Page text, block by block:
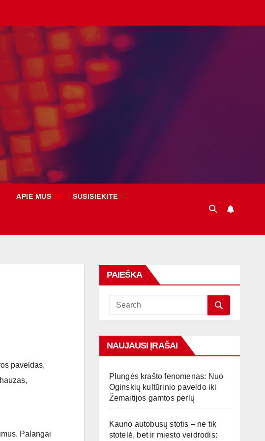
APIE MUS SUSISIEKITE
paveldas,
,
Palangai
PAIEŠKA
NAUJAUSI ĮRAŠAI
Plungės krašto fenomenas: Nuo
Oginskių kultūrinio paveldo iki
Žemaitijos gamtos perlų
Kauno autobusų stotis – ne tik
stotelė, bet ir miesto veidrodis: